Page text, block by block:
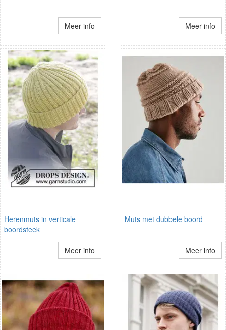
Meer info Meer info
Herenmuts in verticale
boordsteek
Meer info
Muts met dubbele boord
Meer info